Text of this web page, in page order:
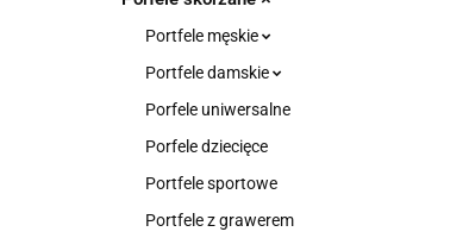
Portfele męskie
Portfele damskie
Porfele uniwersalne
Porfele dziecięce
Portfele sportowe
Portfele z grawerem